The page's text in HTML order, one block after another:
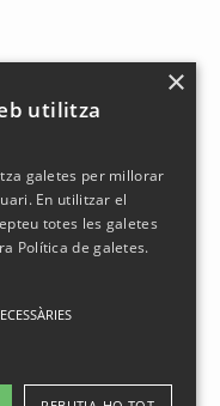
×
utilitza
galetes per millorar
En utilitzar el
totes les galetes
Política de galetes.